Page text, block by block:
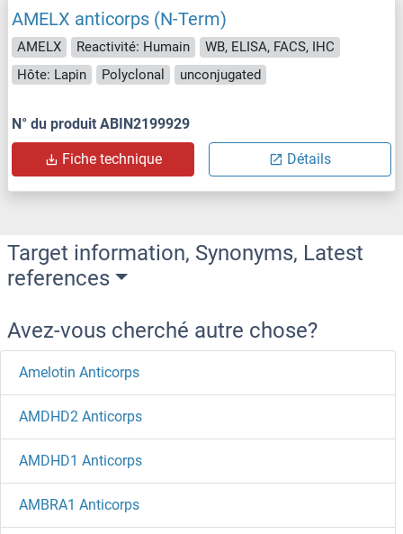
AMELX anticorps (N-Term)
AMELX Reactivité: Humain
WB, ELISA, FACS, IHC
Hôte: Lapin
Polyclonal unconjugated
N° du produit ABIN2199929
Fiche technique Détails
Target information, Synonyms, Latest
references
Avez-vous cherché autre chose?
Amelotin Anticorps
AMDHD2 Anticorps
AMDHD1 Anticorps
AMBRA1 Anticorps